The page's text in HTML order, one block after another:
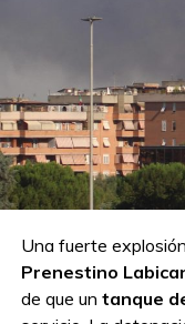
Una fuerte
Prenestino
de que un tanque